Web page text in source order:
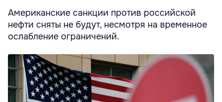
Американские санкции против российской
нефти сняты не будут, несмотря на временное
ослабление ограничений.